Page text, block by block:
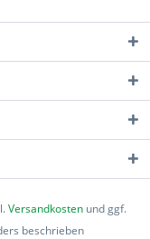
Versandkosten und ggf.
beschrieben